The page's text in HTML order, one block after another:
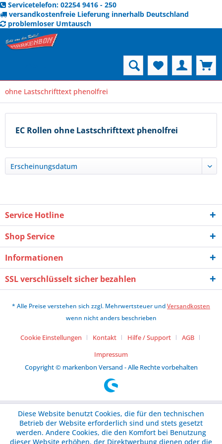
Servicetelefon: 02254 9416 - 250
versandkostenfreie Lieferung innerhalb Deutschland
problemloser Umtausch
ohne Lastschrifttext phenolfrei
EC Rollen ohne Lastschrifttext phenolfrei
Service Hotline
Shop Service
Informationen
SSL verschlüsselt sicher bezahlen
* Alle Preise verstehen sich zzgl. Mehrwertsteuer undVersandkosten
wenn nicht anders beschrieben
Cookie Einstellungen Kontakt Hilfe / Support
AGB
Impressum
Copyright © markenbon Versand - Alle Rechte vorbehalten
Diese Website benutzt Cookies, die für den technischen
Betrieb der Website erforderlich sind und stets gesetzt
werden. Andere Cookies, die den Komfort bei Benutzung
dieser Website erhöhen, der Direktwerbung dienen oder die